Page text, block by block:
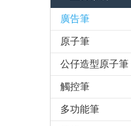
廣告筆
原子筆
公仔造型原子筆
觸控筆
多功能筆